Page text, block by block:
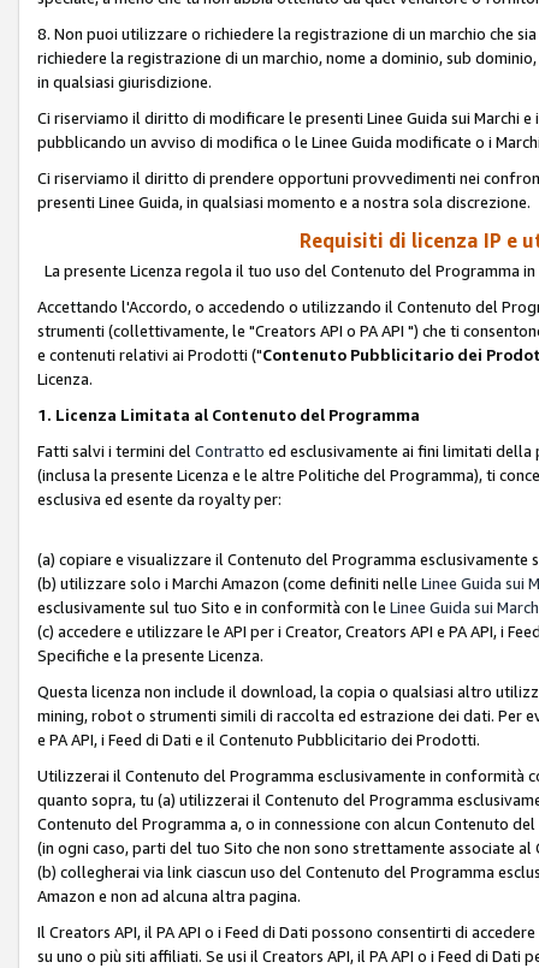
8. Non puoi utilizzare o richiedere la registrazione di un marchio che
richiedere la registrazione di un marchio, nome a dominio, sub
in qualsiasi giurisdizione.
Ci riserviamo il diritto di modificare le presenti Linee Guida sui Marchi
pubblicando un avviso di modifica o le Linee Guida modificate o i
Ci riserviamo il diritto di prendere opportuni provvedimenti nei
presenti Linee Guida, in qualsiasi momento e a nostra sola discrezione.
Requisiti di licenza IP e
La presente Licenza regola il tuo uso del Contenuto del Programma
Accettando l'Accordo, o accedendo o utilizzando il Contenuto del
strumenti (collettivamente, le "Creators API o PA API ") che ti
e contenuti relativi ai Prodotti ("Contenuto Pubblicitario dei
Licenza.
1. Licenza Limitata al Contenuto del Programma
Fatti salvi i termini del Contratto ed esclusivamente ai fini limitati
(inclusa la presente Licenza e le altre Politiche del Programma), ti
esclusiva ed esente da royalty per:
(a) copiare e visualizzare il Contenuto del Programma esclusivamente
(b) utilizzare solo i Marchi Amazon (come definiti nelle Linee Guida sui
esclusivamente sul tuo Sito e in conformità con le Linee Guida sui March
(c) accedere e utilizzare le API per i Creator, Creators API e PA API, i
Specifiche e la presente Licenza.
Questa licenza non include il download, la copia o qualsiasi altro
mining, robot o strumenti simili di raccolta ed estrazione dei dati. Per
e PA API, i Feed di Dati e il Contenuto Pubblicitario dei Prodotti.
Utilizzerai il Contenuto del Programma esclusivamente in conformità
quanto sopra, tu (a) utilizzerai il Contenuto del Programma
Contenuto del Programma a, o in connessione con alcun Contenuto
(in ogni caso, parti del tuo Sito che non sono strettamente associate
(b) collegherai via link ciascun uso del Contenuto del Programma
Amazon e non ad alcuna altra pagina.
Il Creators API, il PA API o i Feed di Dati possono consentirti di
su uno o più siti affiliati. Se usi il Creators API, il PA API o i Feed di